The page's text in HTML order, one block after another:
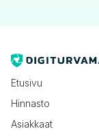
Etusivu
Hinnasto
Asiakkaat